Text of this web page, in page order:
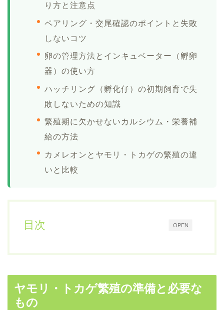
り方と注意点
ペアリング・交尾確認のポイントと失敗
しないコツ
卵の管理方法とインキュベーター（孵卵
器）の使い方
ハッチリング（孵化仔）の初期飼育で失
敗しないための知識
繁殖期に欠かせないカルシウム・栄養補
給の方法
カメレオンとヤモリ・トカゲの繁殖の違
いと比較
OPEN
目次
ヤモリ・トカゲ繁殖の準備と必要な
もの